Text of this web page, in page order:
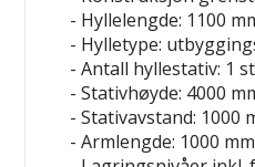
- Hyllelengde: 1100
- Hylletype:
- Antall hyllestativ: 1
- Stativhøyde: 4000
- Stativavstand: 1000
- Armlengde: 1000 mm